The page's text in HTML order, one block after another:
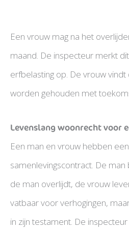
Een vrouw mag na het
maand. De inspecteur merkt
erfbelasting op. De vrouw
worden gehouden met
Levenslang woonrecht voor
Een man en vrouw hebben
samenlevingscontract. De
de man overlijdt, de vrouw
vatbaar voor verhogingen,
in zijn testament. De